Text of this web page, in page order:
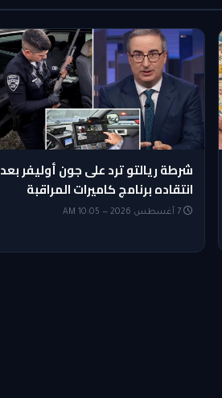
شرطة ريالتو ترد على جون أوليفر بعد
انتقاده برنامج كاميرات المراقبة
7 أغسطس 2026 — 10:05 AM